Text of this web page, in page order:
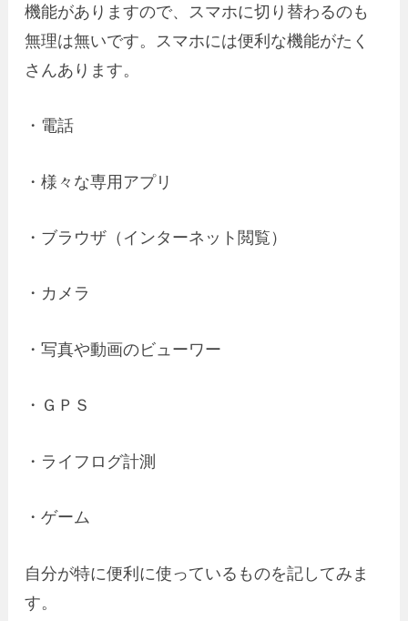
機能がありますので、スマホに切り替わるのも
無理は無いです。スマホには便利な機能がたく
さんあります。
・電話
・様々な専用アプリ
・ブラウザ（インターネット閲覧）
・カメラ
・写真や動画のビューワー
・ＧＰＳ
・ライフログ計測
・ゲーム
自分が特に便利に使っているものを記してみま
す。